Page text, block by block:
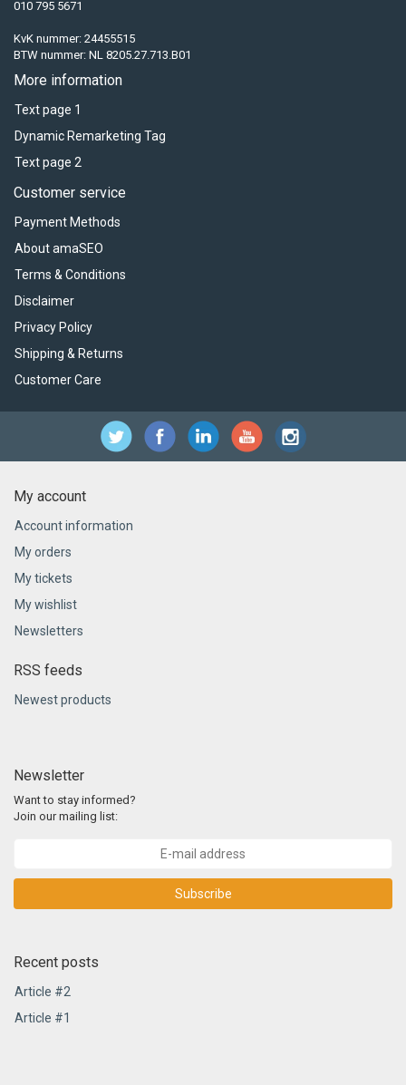
010 795 5671
KvK nummer: 24455515
BTW nummer: NL 8205.27.713.B01
More information
Text page 1
Dynamic Remarketing Tag
Text page 2
Customer service
Payment Methods
About amaSEO
Terms & Conditions
Disclaimer
Privacy Policy
Shipping & Returns
Customer Care
My account
Account information
My orders
My tickets
My wishlist
Newsletters
RSS feeds
Newest products
Newsletter
Want to stay informed?
Join our mailing list:
Subscribe
Recent posts
Article #2
Article #1